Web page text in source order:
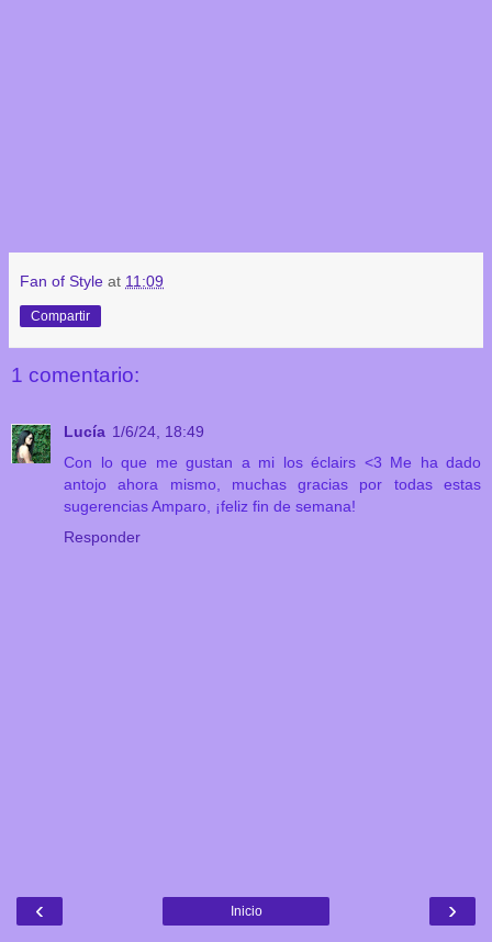
Fan of Style at 11:09
Compartir
1 comentario:
Lucía 1/6/24, 18:49
Con lo que me gustan a mi los éclairs <3 Me ha dado
antojo ahora mismo, muchas gracias por todas estas
sugerencias Amparo, ¡feliz fin de semana!
Responder
‹ ›
Inicio